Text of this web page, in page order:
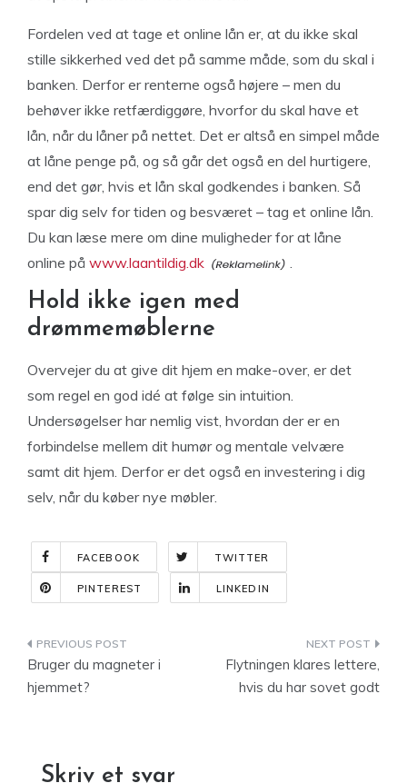
Fordelen ved at tage et online lån er, at du ikke skal
stille sikkerhed ved det på samme måde, som du skal i
banken. Derfor er renterne også højere – men du
behøver ikke retfærdiggøre, hvorfor du skal have et
lån, når du låner på nettet. Det er altså en simpel måde
at låne penge på, og så går det også en del hurtigere,
end det gør, hvis et lån skal godkendes i banken. Så
spar dig selv for tiden og besværet – tag et online lån.
Du kan læse mere om dine muligheder for at låne
online på www.laantildig.dk .
Hold ikke igen med
drømmemøblerne
Overvejer du at give dit hjem en make-over, er det
som regel en god idé at følge sin intuition.
Undersøgelser har nemlig vist, hvordan der er en
forbindelse mellem dit humør og mentale velvære
samt dit hjem. Derfor er det også en investering i dig
selv, når du køber nye møbler.
FACEBOOK TWITTER
PINTEREST LINKEDIN
Indlægsnavigation
Bruger du magneter i
hjemmet?
Flytningen klares lettere,
hvis du har sovet godt
Skriv et svar